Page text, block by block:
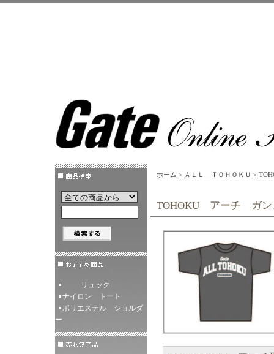
リュック
ナイロン トート
ポリエステル ショルダ
ー
ホーム > ＡＬＬ ＴＯＨＯＫＵ >
TOHOKU アーチ ガン